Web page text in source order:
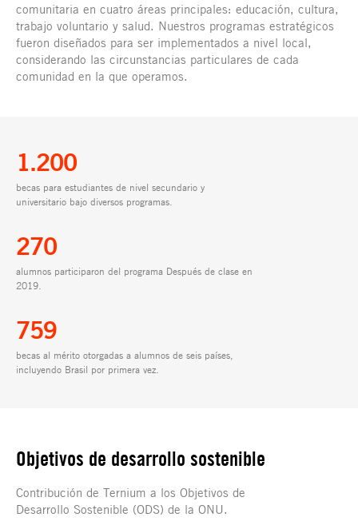
comunitaria en cuatro áreas principales: educación, cultura,
trabajo voluntario y salud. Nuestros programas estratégicos
fueron diseñados para ser implementados a nivel local,
considerando las circunstancias particulares de cada
comunidad en la que operamos.
1.200
becas para estudiantes de nivel secundario y
universitario bajo diversos programas.
270
alumnos participaron del programa Después de clase en
2019.
759
becas al mérito otorgadas a alumnos de seis países,
incluyendo Brasil por primera vez.
Objetivos de desarrollo sostenible
Contribución de Ternium a los Objetivos de
Desarrollo Sostenible (ODS) de la ONU.